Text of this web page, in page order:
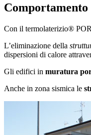
Con il termolaterizio®
L’eliminazione della
dispersioni di calore
Gli edifici in muratura
Anche in zona sismica le